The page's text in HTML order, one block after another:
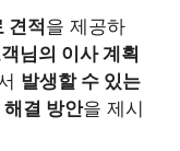
견적 을 제공하
님의 이사 계획
발생할 수 있는
해결 방안을 제시